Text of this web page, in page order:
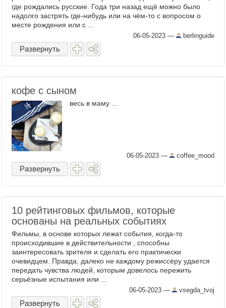
где рождались русские. Года три назад ещё можно было
надолго застрять где-нибудь или на чём-то с вопросом о
месте рождения или с ...
06-05-2023 — berlinguide
Развернуть
кофе с сыном
весь в маму ...
06-05-2023 — coffee_mood
Развернуть
10 рейтинговых фильмов, которые
основаны на реальных событиях
Фильмы, в основе которых лежат события, когда-то
происходившие в действительности , способны
заинтересовать зрителя и сделать его практически
очевидцем. Правда, далеко не каждому режиссёру удается
передать чувства людей, которым довелось пережить
серьёзные испытания или ...
06-05-2023 — vsegda_tvoj
Развернуть